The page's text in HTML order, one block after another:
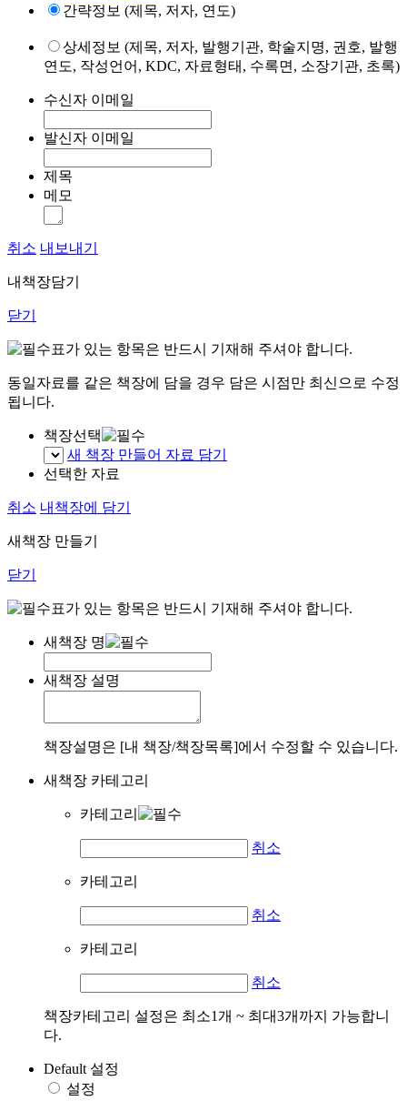
간략정보 (제목, 저자, 연도)
상세정보 (제목, 저자, 발행기관, 학술지명, 권호, 발행
연도, 작성언어, KDC, 자료형태, 수록면, 소장기관, 초록)
수신자 이메일
발신자 이메일
제목
메모
취소 내보내기
내책장담기
닫기
표가 있는 항목은 반드시 기재해 주셔야 합니다.
동일자료를 같은 책장에 담을 경우 담은 시점만 최신으로 수정
됩니다.
책장선택
새 책장 만들어 자료 담기
선택한 자료
취소 내책장에 담기
새책장 만들기
닫기
표가 있는 항목은 반드시 기재해 주셔야 합니다.
새책장 명
새책장 설명
책장설명은 [내 책장/책장목록]에서 수정할 수 있습니다.
새책장 카테고리
카테고리
취소
카테고리
취소
카테고리
취소
책장카테고리 설정은 최소1개 ~ 최대3개까지 가능합니
다.
Default 설정
설정